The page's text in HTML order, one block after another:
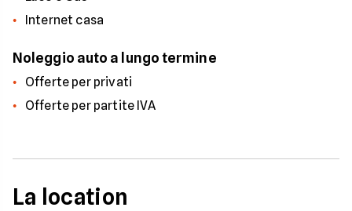
Internet casa
Noleggio auto a lungo termine
Offerte per privati
Offerte per partite IVA
La location